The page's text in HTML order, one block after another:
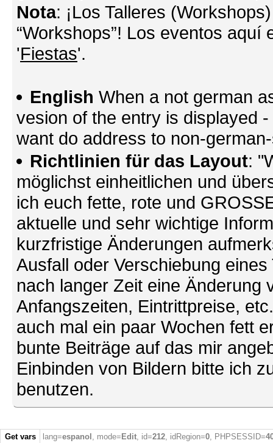
Nota: ¡Los Talleres
“Workshops”! Los eventos
'Fiestas'.
English When a not german
vesion of the entry is displayed
want do address to non-
Richtlinien für das Layout:
möglichst einheitlichen und
ich euch fette, rote und
aktuelle und sehr wichtige
kurzfristige Änderungen
Ausfall oder Verschiebung
nach langer Zeit eine Änderung
Anfangszeiten, Eintrittpreise,
auch mal ein paar Wochen fett
bunte Beiträge auf das mir
Einbinden von Bildern bitte ich
benutzen.
Get vars lang=espanol , mode= Edit, id=212, idRegion=0, PHPSESSID=